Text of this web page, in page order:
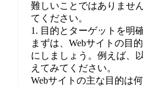
難しいことではありませ
てください。
1. 目的とターゲットを明
まずは、Webサイトの目
にしましょう。例えば、
えてみてください。
Webサイトの主な目的は